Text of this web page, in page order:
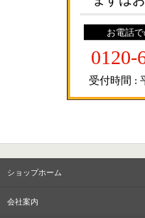
ショップホーム
会社案内